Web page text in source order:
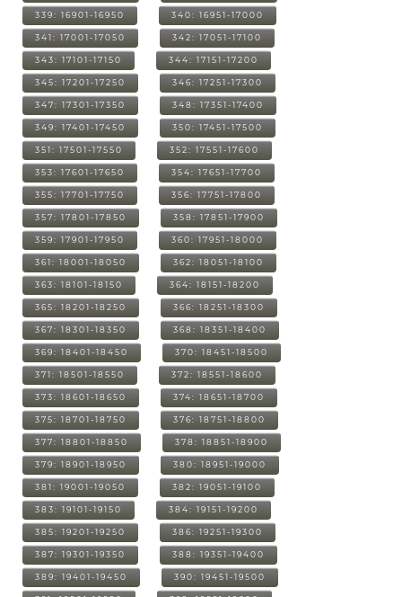
339: 16901-16950 340: 16951-17000
341: 17001-17050 342: 17051-17100
343: 17101-17150 344: 17151-17200
345: 17201-17250 346: 17251-17300
347: 17301-17350 348: 17351-17400
349: 17401-17450 350: 17451-17500
351: 17501-17550 352: 17551-17600
353: 17601-17650 354: 17651-17700
355: 17701-17750 356: 17751-17800
357: 17801-17850 358: 17851-17900
359: 17901-17950 360: 17951-18000
361: 18001-18050 362: 18051-18100
363: 18101-18150 364: 18151-18200
365: 18201-18250 366: 18251-18300
367: 18301-18350 368: 18351-18400
369: 18401-18450 370: 18451-18500
371: 18501-18550 372: 18551-18600
373: 18601-18650 374: 18651-18700
375: 18701-18750 376: 18751-18800
377: 18801-18850 378: 18851-18900
379: 18901-18950 380: 18951-19000
381: 19001-19050 382: 19051-19100
383: 19101-19150 384: 19151-19200
385: 19201-19250 386: 19251-19300
387: 19301-19350 388: 19351-19400
389: 19401-19450 390: 19451-19500